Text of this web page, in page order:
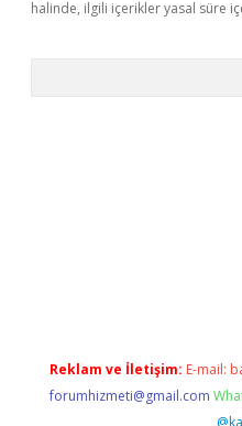
halinde, ilgili içerikler yasal süre
Reklam ve İletişim: E-mail:
forumhizmeti@gmail.com